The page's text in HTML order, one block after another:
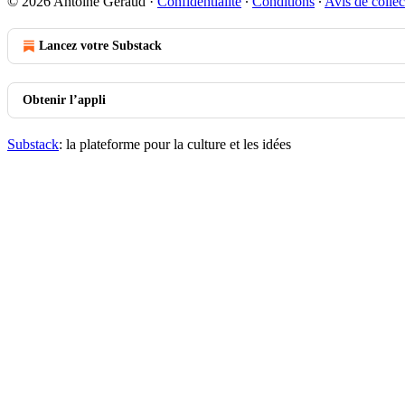
Lancez votre Substack
Obtenir l’appli
Substack: la plateforme pour la culture et les idées